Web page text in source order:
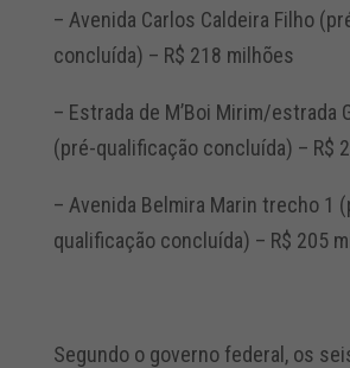
– Avenida Carlos Caldeira Filho
concluída) – R$ 218 milhões
– Estrada de M’Boi Mirim/estrada
(pré-qualificação concluída) – R$
– Avenida Belmira Marin trecho 1
qualificação concluída) – R$ 205
Segundo o governo federal, os